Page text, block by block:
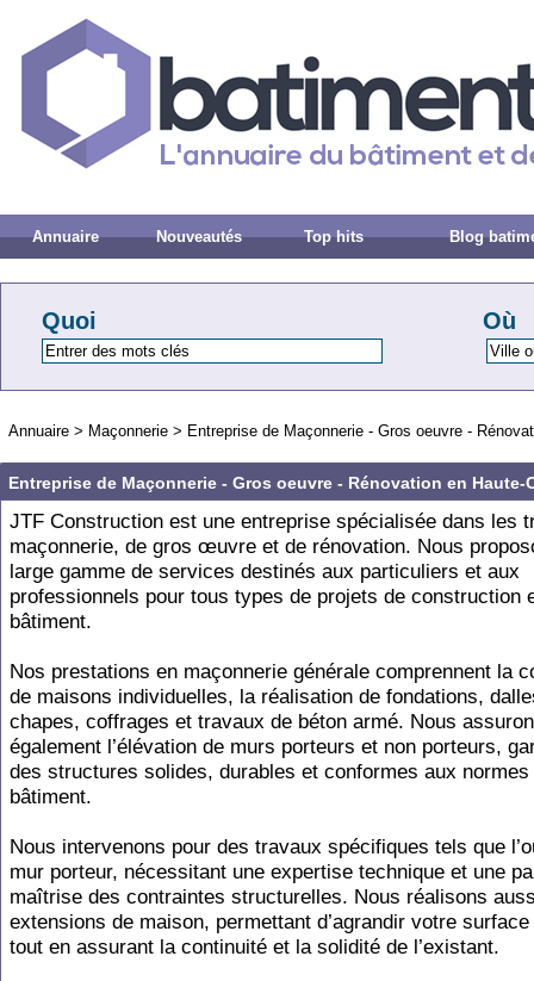
Annuaire Nouveautés Top hits Blog
Quoi Où
Annuaire > Maçonnerie > Entreprise de Maçonnerie - Gros oeuvre -
Entreprise de Maçonnerie - Gros oeuvre - Rénovation en Haute-
JTF Construction est une entreprise spécialisée dans les
maçonnerie, de gros œuvre et de rénovation. Nous
large gamme de services destinés aux particuliers et aux
professionnels pour tous types de projets de construction
bâtiment.
Nos prestations en maçonnerie générale comprennent la
de maisons individuelles, la réalisation de fondations,
chapes, coffrages et travaux de béton armé. Nous
également l’élévation de murs porteurs et non porteurs,
des structures solides, durables et conformes aux normes
bâtiment.
Nous intervenons pour des travaux spécifiques tels que
mur porteur, nécessitant une expertise technique et une
maîtrise des contraintes structurelles. Nous réalisons
extensions de maison, permettant d’agrandir votre
tout en assurant la continuité et la solidité de l’existant.